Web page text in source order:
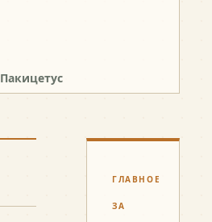
Пакицетус
ГЛАВНОЕ
ЗА